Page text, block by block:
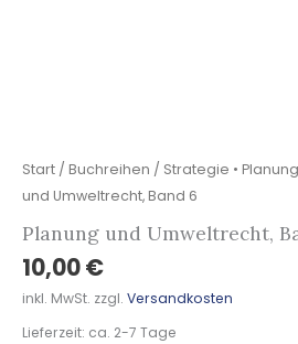
Start / Buchreihen / Strategie •
und Umweltrecht, Band 6
Planung und Umweltrecht,
10,00€
inkl. MwSt. zzgl. Versandkosten
Lieferzeit: ca. 2-7 Tage
Umweltrecht,
Band
Menge